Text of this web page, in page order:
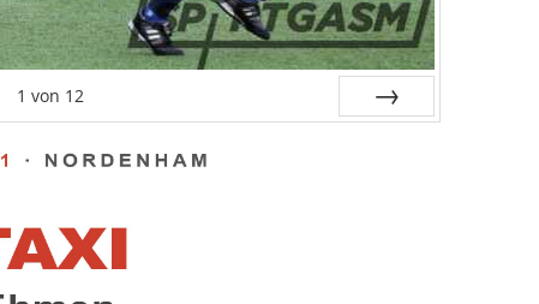
1 von 12